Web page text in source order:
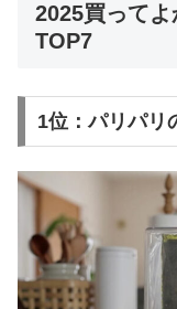
2025買って
TOP7
1位：パリパリ